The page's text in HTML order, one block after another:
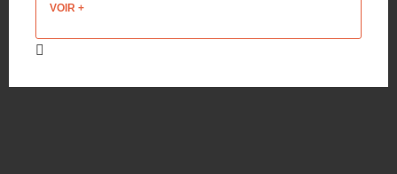
VOIR +